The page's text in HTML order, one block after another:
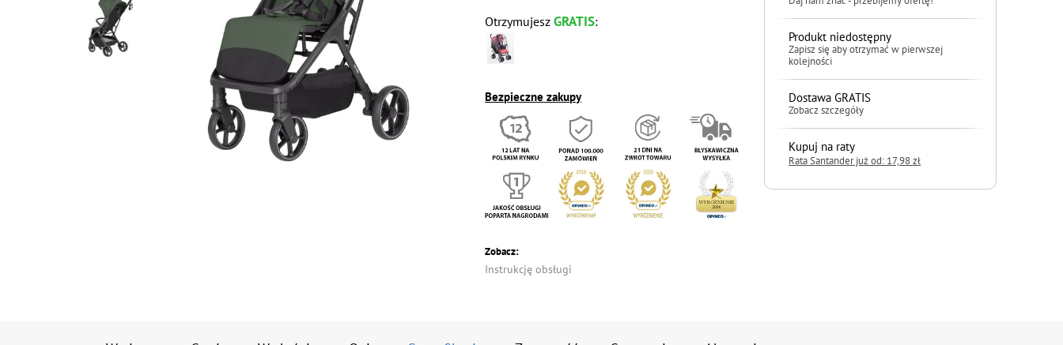
OtrzymujeszGRATIS:
Bezpieczne zakupy
Zobacz:
Instrukcję obsługi
Produkt niedostępny
Zapisz się aby otrzymać w pierwszej
kolejności
Dostawa GRATIS
Zobacz szczegóły
Kupuj na raty
Rata Santander już od: 17,98 zł